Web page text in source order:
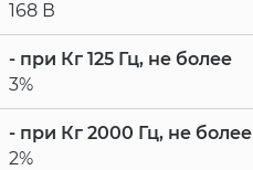
168 В
- при Кг 125 Гц, не более
3%
- при Кг 2000 Гц, не более
2%